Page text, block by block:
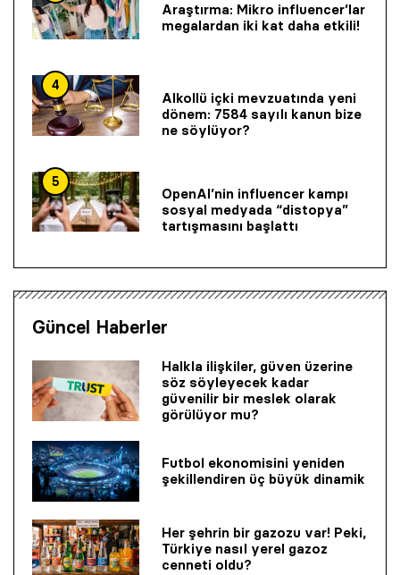
Araştırma: Mikro influencer’lar
megalardan iki kat daha etkili!
4
Alkollü içki mevzuatında yeni
dönem: 7584 sayılı kanun bize
ne söylüyor?
5
OpenAI’nin influencer kampı
sosyal medyada “distopya”
tartışmasını başlattı
Güncel Haberler
Halkla ilişkiler, güven üzerine
söz söyleyecek kadar
güvenilir bir mes­lek olarak
görülüyor mu?
Futbol ekonomisini yeniden
şekillendiren üç büyük dinamik
Her şehrin bir gazozu var! Peki,
Türkiye nasıl yerel gazoz
cenneti oldu?